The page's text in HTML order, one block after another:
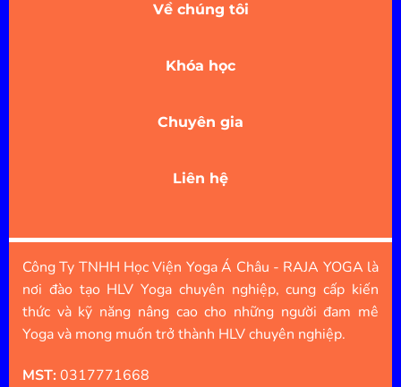
Về chúng tôi
Khóa học
Chuyên gia
Liên hệ
Công Ty TNHH Học Viện Yoga Á Châu - RAJA YOGA là
nơi đào tạo HLV Yoga chuyên nghiệp, cung cấp kiến
thức và kỹ năng nâng cao cho những người đam mê
Yoga và mong muốn trở thành HLV chuyên nghiệp.
MST:0317771668